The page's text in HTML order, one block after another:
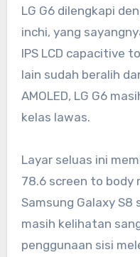
LG G6 dilengkapi
inchi, yang
IPS LCD capacitive
lain sudah beralih
AMOLED, LG G6
kelas lawas.
Layar seluas ini
78.6 screen to body
Samsung Galaxy S8
masih kelihatan
penggunaan sisi